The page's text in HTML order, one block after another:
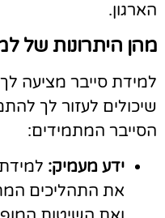
היתרונות של
סייבר מציעה לך
לעזור לך
המתמידים:
ידע מעמיק:למידת
את התהליכים